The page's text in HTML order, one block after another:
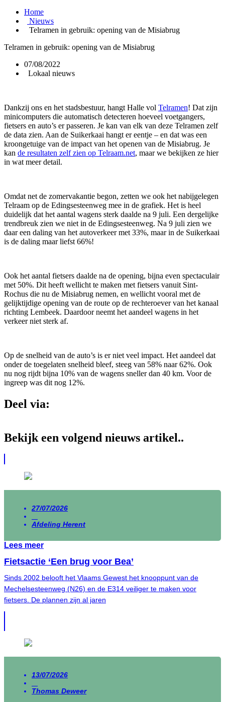
Home
Nieuws
Telramen in gebruik: opening van de Misiabrug
Telramen in gebruik: opening van de Misiabrug
07/08/2022
Lokaal nieuws
Dankzij ons en het stadsbestuur, hangt Halle vol Telramen! Dat zijn
minicomputers die automatisch detecteren hoeveel voetgangers,
fietsers en auto’s er passeren. Je kan van elk van deze Telramen zelf
de data zien. Aan de Suikerkaai hangt er eentje – en dat was een
kroongetuige van de impact van het openen van de Misiabrug. Je
kan de resultaten zelf zien op Telraam.net, maar we bekijken ze hier
in wat meer detail.
Omdat net de zomervakantie begon, zetten we ook het nabijgelegen
Telraam op de Edingsesteenweg mee in de grafiek. Het is heel
duidelijk dat het aantal wagens sterk daalde na 9 juli. Een dergelijke
trendbreuk zien we niet in de Edingsesteenweg. Na 9 juli zien we
daar een daling van het autoverkeer met 33%, maar in de Suikerkaai
is de daling maar liefst 66%!
Ook het aantal fietsers daalde na de opening, bijna even spectaculair
met 50%. Dit heeft wellicht te maken met fietsers vanuit Sint-
Rochus die nu de Misiabrug nemen, en wellicht vooral met de
gelijktijdige opening van de route op de rechteroever van het kanaal
richting Lembeek. Daardoor neemt het aandeel wagens in het
verkeer niet sterk af.
Op de snelheid van de auto’s is er niet veel impact. Het aandeel dat
onder de toegelaten snelheid bleef, steeg van 58% naar 62%. Ook
nu nog rijdt bijna 10% van de wagens sneller dan 40 km. Voor de
ingreep was dit nog 12%.
Deel via:
Bekijk een volgend nieuws artikel..
27/07/2026
Afdeling Herent
Lees meer
Fietsactie ‘Een brug voor Bea’
Sinds 2002 belooft het Vlaams Gewest het knooppunt van de
Mechelsesteenweg (N26) en de E314 veiliger te maken voor
fietsers. De plannen zijn al jaren
13/07/2026
Thomas Deweer